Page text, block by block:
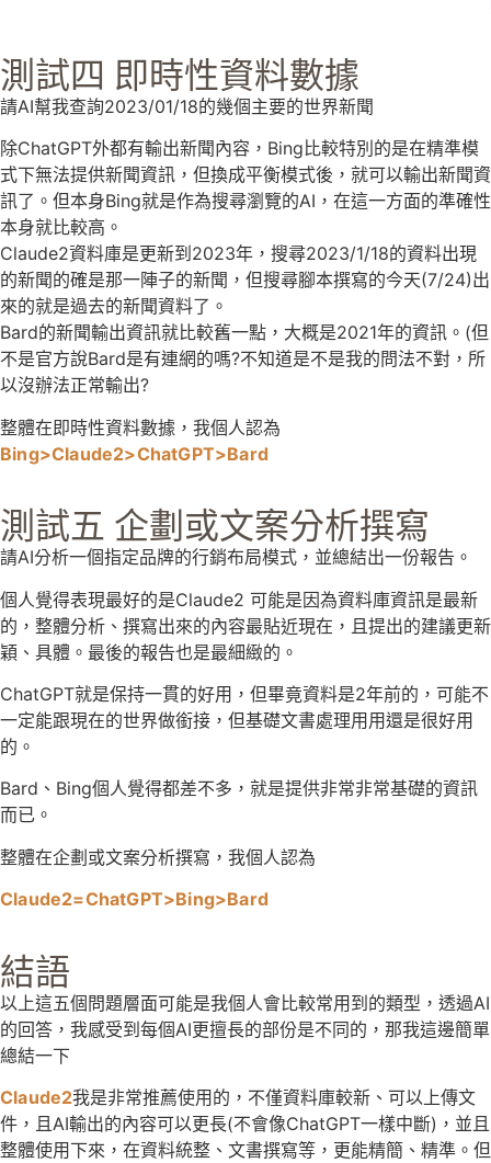
測試四 即時性資料數據
請AI幫我查詢2023/01/18的幾個主要的世界新聞
除ChatGPT外都有輸出新聞內容，Bing比較特別的是在精準模
式下無法提供新聞資訊，但換成平衡模式後，就可以輸出新聞資
訊了。但本身Bing就是作為搜尋瀏覽的AI，在這一方面的準確性
本身就比較高。
Claude2資料庫是更新到2023年，搜尋2023/1/18的資料出現
的新聞的確是那一陣子的新聞，但搜尋腳本撰寫的今天(7/24)出
來的就是過去的新聞資料了。
Bard的新聞輸出資訊就比較舊一點，大概是2021年的資訊。(但
不是官方說Bard是有連網的嗎?不知道是不是我的問法不對，所
以沒辦法正常輸出?
整體在即時性資料數據，我個人認為
Bing>Claude2>ChatGPT>Bard
測試五 企劃或文案分析撰寫
請AI分析一個指定品牌的行銷布局模式，並總結出一份報告。
個人覺得表現最好的是Claude2 可能是因為資料庫資訊是最新
的，整體分析、撰寫出來的內容最貼近現在，且提出的建議更新
穎、具體。最後的報告也是最細緻的。
ChatGPT就是保持一貫的好用，但畢竟資料是2年前的，可能不
一定能跟現在的世界做銜接，但基礎文書處理用用還是很好用
的。
Bard、Bing個人覺得都差不多，就是提供非常非常基礎的資訊
而已。
整體在企劃或文案分析撰寫，我個人認為
Claude2=ChatGPT>Bing>Bard
結語
以上這五個問題層面可能是我個人會比較常用到的類型，透過AI
的回答，我感受到每個AI更擅長的部份是不同的，那我這邊簡單
總結一下
Claude2我是非常推薦使用的，不僅資料庫較新、可以上傳文
件，且AI輸出的內容可以更長(不會像ChatGPT一樣中斷)，並且
整體使用下來，在資料統整、文書撰寫等，更能精簡、精準。但